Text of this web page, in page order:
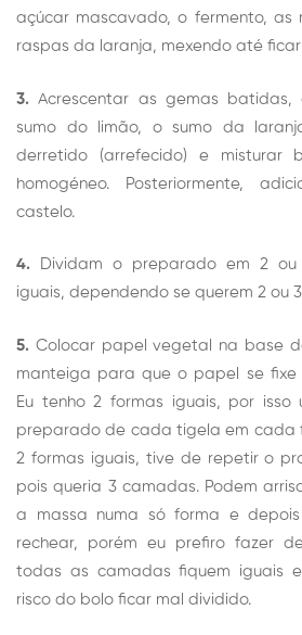
açúcar mascavado, o fermento, as
raspas da laranja, mexendo até ficar
3.Acrescentar as gemas
sumo do limão, o sumo da
derretido (arrefecido) e misturar
homogéneo. Posteriormente,
castelo.
4. Dividam o preparado em 2 ou
iguais, dependendo se querem 2 ou
5. Colocar papel vegetal na base
manteiga para que o papel se fixe
Eu tenho 2 formas iguais, por isso
preparado de cada tigela em cada
2 formas iguais, tive de repetir o
pois queria 3 camadas. Podem
a massa numa só forma e
rechear, porém eu prefiro fazer
todas as camadas fiquem iguais
risco do bolo ficar mal dividido.